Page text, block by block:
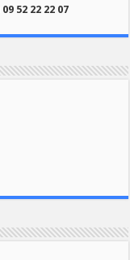
09 52 22 22 07